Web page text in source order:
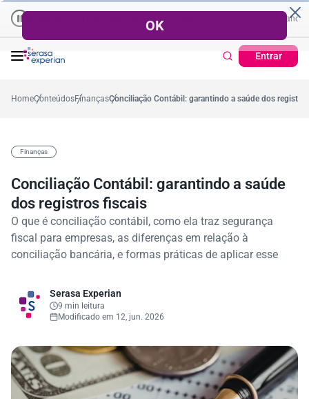
Empresas | Recuperação de Crédito
Entrar
57,2% Cartão de Crédito | Cadastro
HomeConteúdosFinançasConciliação Contábil: garantindo a saúde dos
Finanças
Conciliação Contábil: garantindo a saúde
dos registros fiscais
O que é conciliação contábil, como ela traz segurança
fiscal para empresas, as diferenças em relação à
conciliação bancária, e formas práticas de aplicar esse
Serasa Experian
9 min leitura
Modificado em 12, jun. 2026